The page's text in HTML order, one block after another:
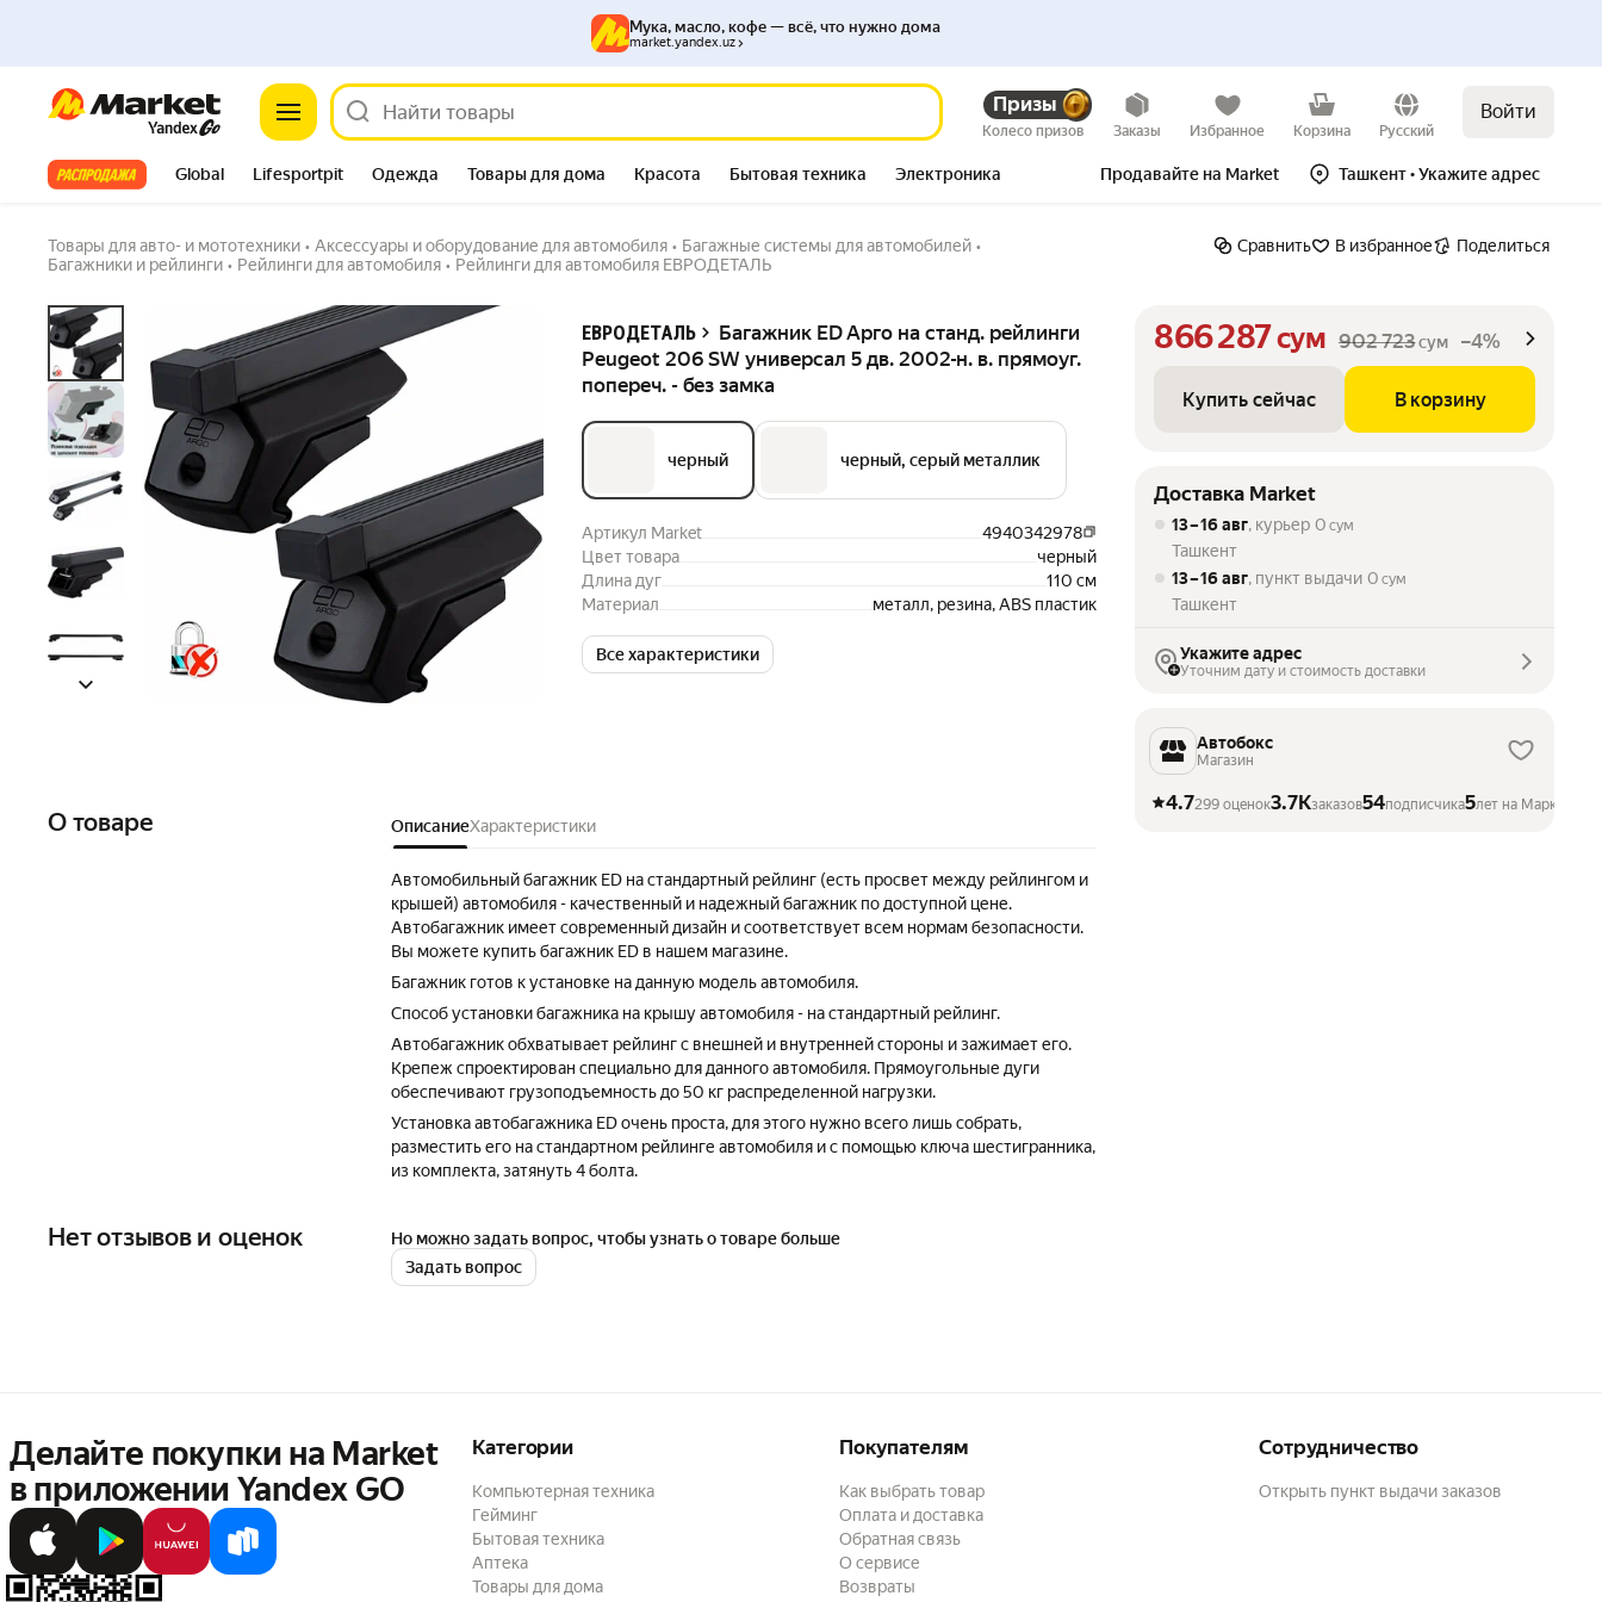
Market Призы
Колесо призов Заказы Избранное Корзина Русский
Войти
Все хиты Global Lifesportpit Одежда Товары для дома Красота Бытовая техника Электроника Продавайте на Market Ташкент• Укажите адрес
Мука, масло, кофе — всё, что нужно дома
market.yandex.uz
Товары для авто- и мототехники • Аксессуары и оборудование для автомобиля • Багажные системы для автомобилей •
Багажники и рейлинги • Рейлинги для автомобиля • Рейлинги для автомобиля ЕВРОДЕТАЛЬ
Сравнить В избранное Поделиться
ЕВРОДЕТАЛЬ
Багажник ED Арго на станд. рейлинги
Peugeot 206 SW универсал 5 дв. 2002-н. в. прямоуг.
попереч. - без замка
черный черный, серый металлик
Артикул Market
4940342978
Цвет товара
черный
Длина дуг
110 см
Материал
металл, резина, ABS пластик
Все характеристики
866 287сум 902 723сум –4%
Купить сейчас В корзину
Багажник ED Арго на станд. рейлинги Peugeot 206 SW универсал
5 дв. 2002-н. в. прямоуг. попереч. - без замка
сум 902 723сум –4% Купить сейчас В корзину
Доставка Market
13 – 16 авг, курьер 0 сум
Ташкент
13 – 16 авг, пункт выдачи 0 сум
Ташкент
Укажите адрес
Уточним дату и стоимость доставки
Автобокс
Магазин
4.7299 оценок3.7Kзаказов54подписчика5лет на Маркете
О товаре ОписаниеХарактеристики
Автомобильный багажник ED на стандартный рейлинг (есть просвет между рейлингом и
крышей) автомобиля - качественный и надежный багажник по доступной цене.
Автобагажник имеет современный дизайн и соответствует всем нормам безопасности.
Вы можете купить багажник ED в нашем магазине.
Багажник готов к установке на данную модель автомобиля.
Способ установки багажника на крышу автомобиля - на стандартный рейлинг.
Автобагажник обхватывает рейлинг с внешней и внутренней стороны и зажимает его.
Крепеж спроектирован специально для данного автомобиля. Прямоугольные дуги
обеспечивают грузоподъемность до 50 кг распределенной нагрузки.
Установка автобагажника ED очень проста, для этого нужно всего лишь собрать,
разместить его на стандартном рейлинге автомобиля и с помощью ключа шестигранника,
из комплекта, затянуть 4 болта.
Нет отзывов и оценок
Но можно задать вопрос, чтобы узнать о товаре больше
Задать вопрос
Делайте покупки на Market
в приложении Yandex GO
Категории
Компьютерная техника
Гейминг
Бытовая техника
Аптека
Товары для дома
Покупателям
Как выбрать товар
Оплата и доставка
Обратная связь
О сервисе
Возвраты
Сотрудничество
Открыть пункт выдачи заказов